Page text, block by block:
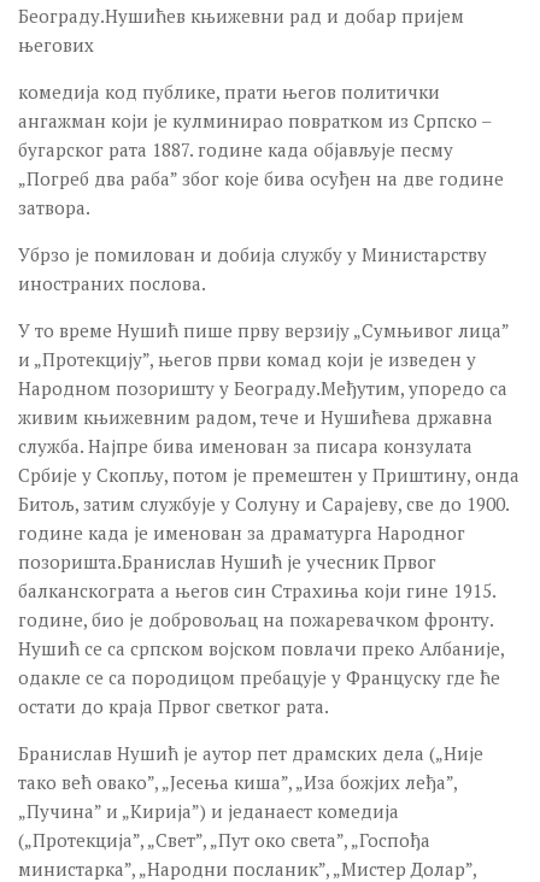
32. НУШИЋЕВИ ДАНИ 2015.
ТЕАТАР У ТВРЂАВИ
05. ТЕАТАР У ТВРЂАВИ 2018.
04. ТЕАТАР У ТВРЂАВИ 2017.
02. ТЕАТАР У ТВРЂАВИ 2015.
01. ТЕАТАР У ТВРЂАВИ 2014.
ЛИКОВНА КОЛОНИЈА ГРАФИКА
32. ГРАФИКА 2016.
31. ГРАФИКА 2015.
30. ГРАФИКА 2014.
Течајеви
СТУДИО БАЛЕТА
Пројекат exPERI MЕnt
СТУДИО ГЛУМЕ
ПЛЕСНА ШКОЛА
КРЕАТИВНИ КУРС ГИТАРЕ
СТУДИО ЦРТАЊА И СЛИКАЊА
ШКОЛА РАЧУНАРА
ЈОГА
Пројекти
Београду.Нушићев књижевни рад и добар пријем
његових
комедија код публике, прати његов политички
ангажман који је кулминирао повратком из Српско –
бугарског рата 1887. године када објављује песму
„Погреб два раба” због које бива осуђен на две године
затвора.
Убрзо је помилован и добија службу у Министарству
иностраних послова.
У то време Нушић пише прву верзију „Сумњивог лица”
и „Протекцију”, његов први комад који је изведен у
Народном позоришту у Београду.Међутим, упоредо са
живим књижевним радом, тече и Нушићева државна
служба. Најпре бива именован за писара конзулата
Србије у Скопљу, потом је премештен у Приштину, онда
Битољ, затим службује у Солуну и Сарајеву, све до 1900.
године када је именован за драматурга Народног
позоришта.Бранислав Нушић је учесник Првог
балканскограта а његов син Страхиња који гине 1915.
године, био је добровољац на пожаревачком фронту.
Нушић се са српском војском повлачи преко Албаније,
одакле се са породицом пребацује у Француску где ће
остати до краја Првог светког рата.
Бранислав Нушић је аутор пет драмских дела („Није
тако већ овако”, „Јесења киша”, „Иза божјих леђа”,
„Пучина” и „Кирија”) и једанаест комедија
(„Протекција”, „Свет”, „Пут око света”, „Госпођа
министарка”, „Народни посланик”, „Мистер Долар”,